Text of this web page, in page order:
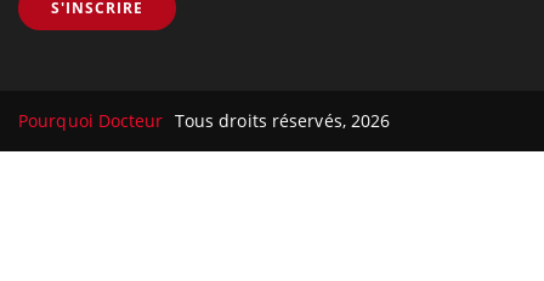
S'INSCRIRE
Pourquoi Docteur Tous droits réservés, 2026